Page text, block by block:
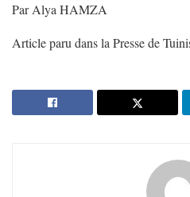
Par Alya HAMZA
Article paru dans la Presse de